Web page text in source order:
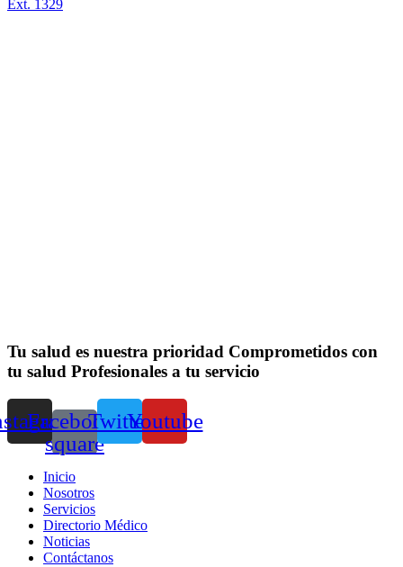
Ext. 1329
Tu salud es nuestra prioridad Comprometidos con
tu salud Profesionales a tu servicio
Facebook-
square
TwitterYoutube
Inicio
Nosotros
Servicios
Directorio Médico
Noticias
Contáctanos